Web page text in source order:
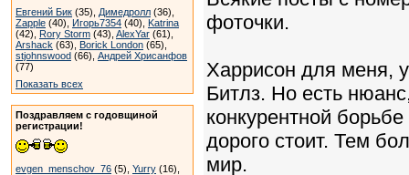
Евгений Бик (35), Димедролл (36),
Zapple (40), Игорь7354 (40), Katrina
(42), Rory Storm (43), AlexYar (61),
Arshack (63), Borick London (65),
stjohnswood (66), Андрей Хрисанфов
(77)
Показать всех
Поздравляем с годовщиной
регистрации!
evgen_menschov_76 (5), Yurry (16),
фоточки.
Харрисон для меня,
Битлз. Но есть
конкурентной
дорого стоит. Тем
мир.